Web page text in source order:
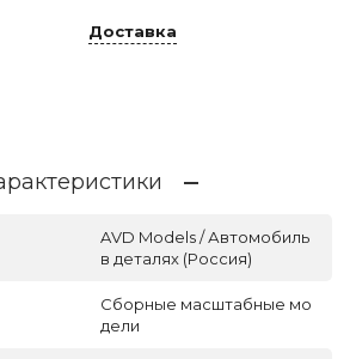
Доставка
AVD Models / Автомобиль
в деталях (Россия)
Сборные масштабные мо
дели